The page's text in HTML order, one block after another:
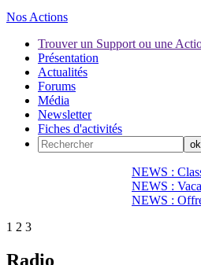
Nos Actions
Trouver un Support ou une
Présentation
Actualités
Forums
Média
Newsletter
Fiches d'activités
NEWS :
NEWS :
NEWS :
1 2 3
Radio